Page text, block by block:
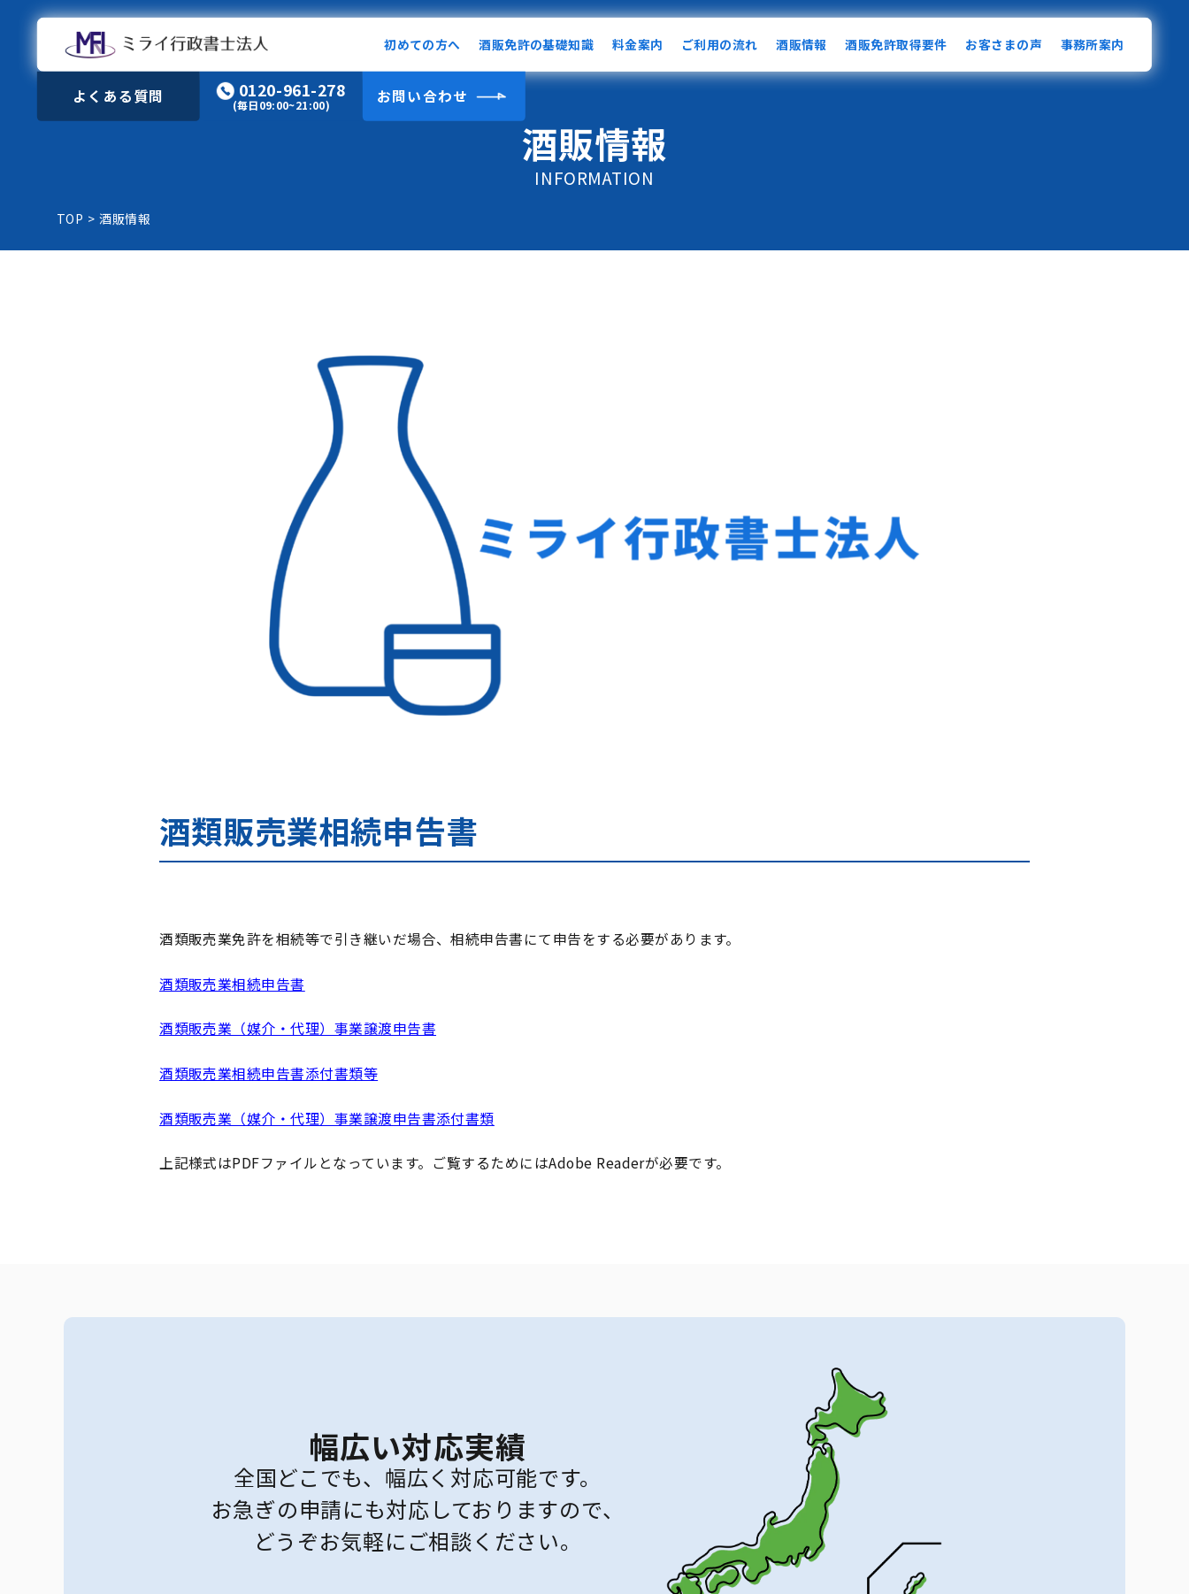
初めての方へ 酒販免許の基礎知識 料金案内 ご利用の流れ 酒販情報 酒販免許取得要件 お客さまの声 事務所案内
よくある質問 0120-961-278
(毎日09:00~21:00) お問い合わせ
酒販情報
INFORMATION
TOP > 酒販情報
酒類販売業相続申告書
酒類販売業免許を相続等で引き継いだ場合、相続申告書にて申告をする必要があります。
酒類販売業相続申告書
酒類販売業（媒介・代理）事業譲渡申告書
酒類販売業相続申告書添付書類等
酒類販売業（媒介・代理）事業譲渡申告書添付書類
上記様式はPDFファイルとなっています。ご覧するためにはAdobe Readerが必要です。
幅広い対応実績
全国どこでも、幅広く対応可能です。
お急ぎの申請にも対応しておりますので、
どうぞお気軽にご相談ください。